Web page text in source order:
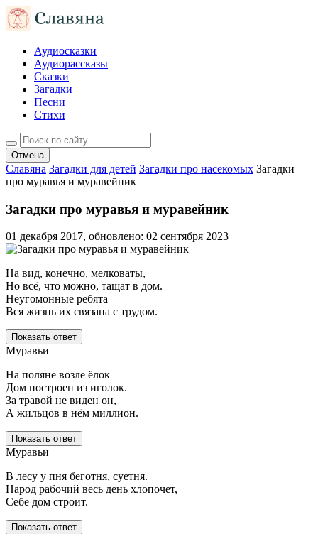
Аудиосказки
Аудиорассказы
Сказки
Загадки
Песни
Стихи
Отмена
Славяна Загадки для детей Загадки про насекомых Загадки
про муравья и муравейник
Загадки про муравья и муравейник
01 декабря 2017, обновлено: 02 сентября 2023
На вид, конечно, мелковаты,
Но всё, что можно, тащат в дом.
Неугомонные ребята
Вся жизнь их связана с трудом.
Показать ответ
Муравьи
На поляне возле ёлок
Дом построен из иголок.
За травой не виден он,
А жильцов в нём миллион.
Показать ответ
Муравьи
В лесу у пня беготня, суетня.
Народ рабочий весь день хлопочет,
Себе дом строит.
Показать ответ